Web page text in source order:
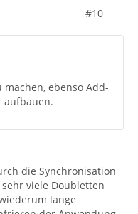
#10
ebenso Add-
aufbauen.
die Synchronisation
viele Doubletten
lange